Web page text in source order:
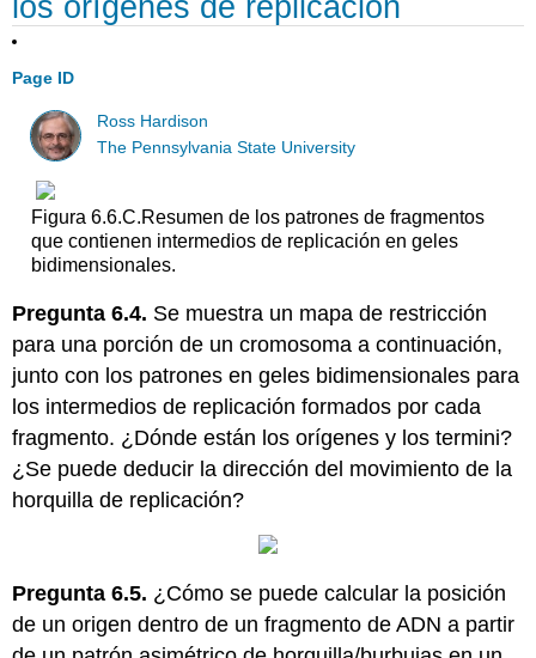
Page ID
Ross Hardison
The Pennsylvania State University
Figura 6.6.C.Resumen de los patrones de fragmentos
que contienen intermedios de replicación en geles
bidimensionales.
Pregunta 6.4. Se muestra un mapa de restricción
para una porción de un cromosoma a continuación,
junto con los patrones en geles bidimensionales para
los intermedios de replicación formados por cada
fragmento. ¿Dónde están los orígenes y los termini?
¿Se puede deducir la dirección del movimiento de la
horquilla de replicación?
Pregunta 6.5. ¿Cómo se puede calcular la posición
de un origen dentro de un fragmento de ADN a partir